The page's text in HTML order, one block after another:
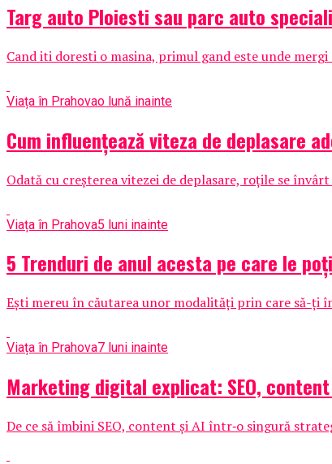
Targ auto Ploiesti sau parc auto
Cand iti doresti o masina, primul gand este unde
Viața în Prahovao lună inainte
Cum influențează viteza de deplasare
Odată cu creșterea vitezei de deplasare, roțile se
Viața în Prahova5 luni inainte
5 Trenduri de anul acesta pe care le
Ești mereu în căutarea unor modalități prin care să-ți
Viața în Prahova7 luni inainte
Marketing digital explicat: SEO,
De ce să îmbini SEO, content și AI într‑o singură